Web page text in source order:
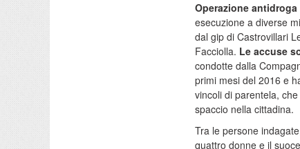
Operazione
esecuzione a diverse
dal gip di Castrovillari
Facciolla. Le accuse
condotte dalla
primi mesi del 2016 e
vincoli di parentela,
spaccio nella cittadina.
Tra le persone
quattro donne e il